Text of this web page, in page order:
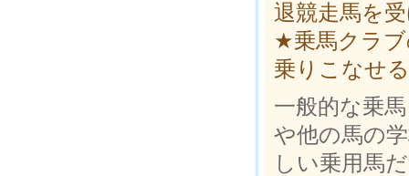
退競走馬を
★乗馬クラブ
乗りこなせ
一般的な乗
や他の馬の
しい乗用馬